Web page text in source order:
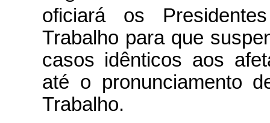
oficiará os
Trabalho para que
casos idênticos aos
até o pronunciamento
Trabalho.